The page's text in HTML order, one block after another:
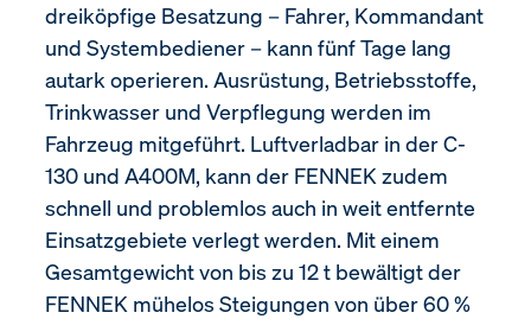
dreiköpfige Besatzung – Fahrer, Kommandant
und Systembediener – kann fünf Tage lang
autark operieren. Ausrüstung, Betriebsstoffe,
Trinkwasser und Verpflegung werden im
Fahrzeug mitgeführt. Luftverladbar in der C-
130 und A400M, kann der FENNEK zudem
schnell und problemlos auch in weit entfernte
Einsatzgebiete verlegt werden. Mit einem
Gesamtgewicht von bis zu 12 t bewältigt der
FENNEK mühelos Steigungen von über 60 %